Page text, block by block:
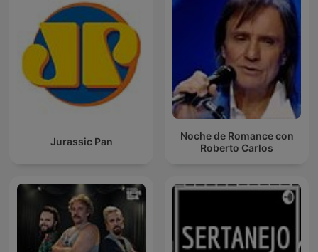
Jurassic Pan
Noche de Romance con
Roberto Carlos